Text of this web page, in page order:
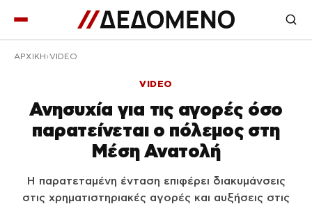
ΑΡΧΙΚΉ VIDEO
VIDEO
Ανησυχία για τις αγορές όσο
παρατείνεται ο πόλεμος στη
Μέση Ανατολή
Η παρατεταμένη ένταση επιφέρει διακυμάνσεις
στις χρηματιστηριακές αγορές και αυξήσεις στις